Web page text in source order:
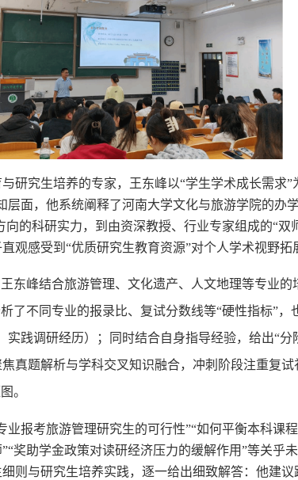
研究生培养的专家，王东峰以“学生学术成长需求
层面，他系统阐释了河南大学文化与旅游学院的办
向的科研实力，到由资深教授、行业专家组成的“双
观感受到“优质研究生教育资源”对个人学术视野拓
东峰结合旅游管理、文化遗产、人文地理等专业
不同专业的报录比、复试分数线等“硬性指标”，
实践调研经历）；同时结合自身指导经验，给出“分
真题解析与学科交叉知识融合，冲刺阶段注重复
。
业报考旅游管理研究生的可行性”“如何平衡本科课
奖助学金政策对读研经济压力的缓解作用”等关乎
则与研究生培养实践，逐一给出细致解答：他建